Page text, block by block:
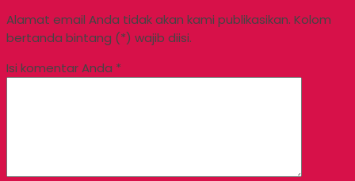
Alamat email Anda tidak akan kami publikasikan. Kolom
bertanda bintang (*) wajib diisi.
Isi komentar Anda *